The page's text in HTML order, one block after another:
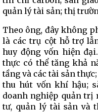
quản lý tài sản; thị
Theo ông, đây không
là các trụ cột hỗ trợ
huy động vốn hiện
thực có thể tăng khả
tầng và các tài sản
thu hút vốn khí hậu;
doanh nghiệp quản trị
tư, quản lý tài sản và